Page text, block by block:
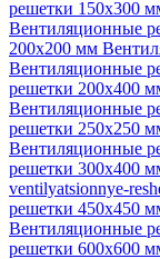
решетки 150х300
Вентиляционные
200х200 мм
Вентиляционные
решетки 200х400
Вентиляционные
решетки 250х250
Вентиляционные
решетки 300х400
ventilyatsionnye-
решетки 450х450
Вентиляционные
решетки 600х600